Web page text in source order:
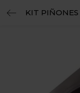
KIT LOGIN
Enter your